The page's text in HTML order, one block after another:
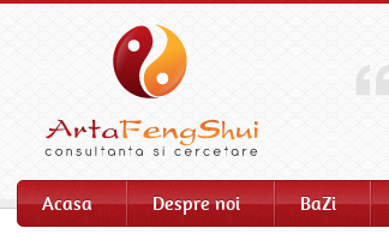
Acasa Despre noi BaZi